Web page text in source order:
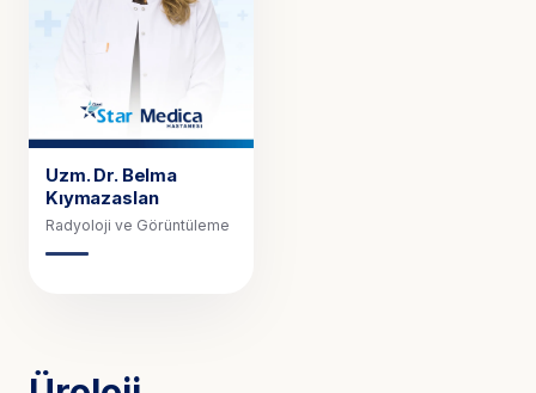
Uzm. Dr. Belma
Kıymazaslan
Radyoloji ve Görüntüleme